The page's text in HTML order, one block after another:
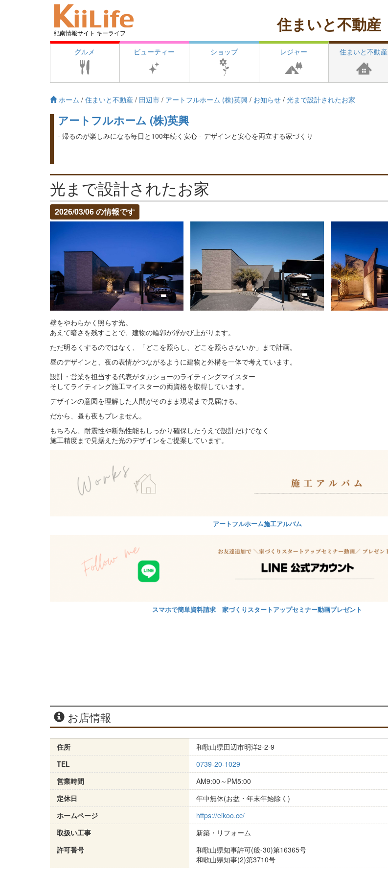
紀南情報サイト キーライフ 住まいと不動産
グルメ ビューティー ショップ レジャー 住まいと不動産
ホーム / 住まいと不動産 / 田辺市 / アートフルホーム (株)英興 / お知らせ / 光まで設計されたお家
アートフルホーム (株)英興
- 帰るのが楽しみになる毎日と100年続く安心 - デザインと安心を両立する家づくり
光まで設計されたお家
2026/03/06 の情報です
壁をやわらかく照らす光。
あえて暗さを残すことで、建物の輪郭が浮かび上がります。
ただ明るくするのではなく、「どこを照らし、どこを照らさないか」まで計画。
昼のデザインと、夜の表情がつながるように建物と外構を一体で考えています。
設計・営業を担当する代表がタカショーのライティングマイスター
そしてライティング施工マイスターの両資格を取得しています。
デザインの意図を理解した人間がそのまま現場まで見届ける。
だから、昼も夜もブレません。
もちろん、耐震性や断熱性能もしっかり確保したうえで設計だけでなく
施工精度まで見据えた光のデザインをご提案しています。
アートフルホーム施工アルバム
スマホで簡単資料請求 家づくりスタートアップセミナー動画プレゼント
お店情報
住所
和歌山県田辺市明洋2-2-9
TEL
0739-20-1029
営業時間
AM9:00～PM5:00
定休日
年中無休(お盆・年末年始除く)
ホームページ
https://eikoo.cc/
取扱い工事
新築・リフォーム
許可番号
和歌山県知事許可(般-30)第16365号
和歌山県知事(2)第3710号